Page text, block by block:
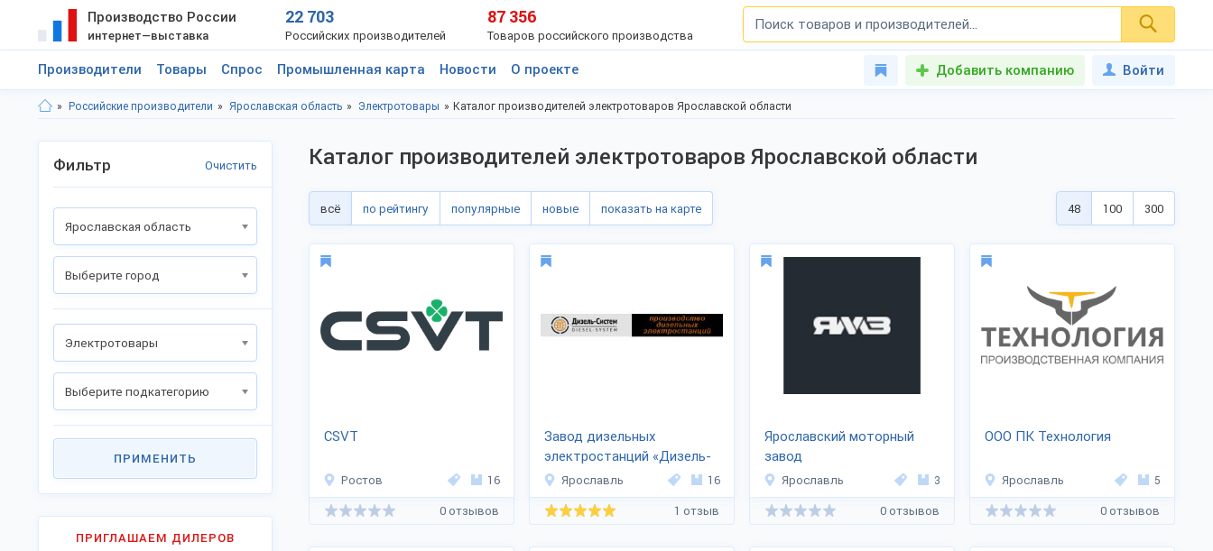
Производство России
интернет—выставка
22 703
Российских производителей
87 356
Товаров российского производства
Производители Товары Спрос Промышленная карта Новости О проекте Добавить компанию Войти
Российские производители Ярославская область Электротовары Каталог производителей электротоваров Ярославской области
Каталог производителей электротоваров Ярославской области
всё по рейтингу популярные новые показать на карте 48 100 300
CSVT
Ростов 16
0 отзывов
Завод дизельных
электростанций «Дизель-
Систем»
Ярославль 16
1 отзыв
Ярославский моторный
завод
Ярославль 3
0 отзывов
ООО ПК Технология
Ярославль 5
0 отзывов
Фильтр Очистить
Ярославская область
Выберите город
Электротовары
Выберите подкатегорию
ПРИМЕНИТЬ
ПРИГЛАШАЕМ ДИЛЕРОВ